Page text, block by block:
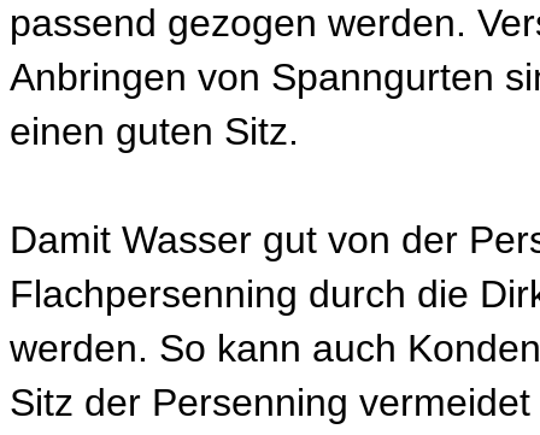
passend gezogen werden.
Anbringen von Spanngurten
einen guten Sitz.
Damit Wasser gut von der
Flachpersenning durch die
werden. So kann auch
Sitz der Persenning